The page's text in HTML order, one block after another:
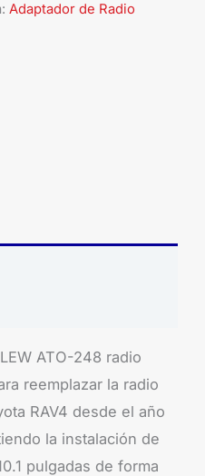
Adaptador de Radio
ATO-248 radio
reemplazar la radio
RAV4 desde el año
la instalación de
pulgadas de forma